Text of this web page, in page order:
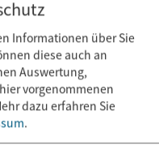
Informationen über Sie
diese auch an
Auswertung,
vorgenommenen
dazu erfahren Sie
.